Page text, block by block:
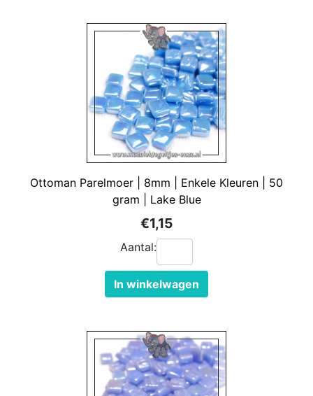
Ottoman Parelmoer | 8mm | Enkele Kleuren | 50
gram | Lake Blue
€1,15
Aantal:
In winkelwagen